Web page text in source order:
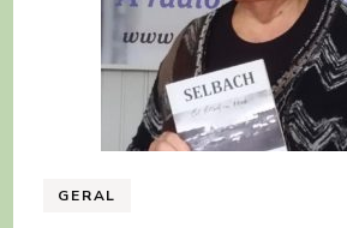
GERAL